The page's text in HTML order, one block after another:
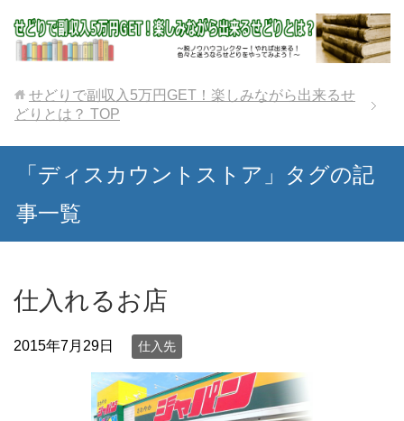
せどりで副収入5万円GET！楽しみながら出来るせ
どりとは？ TOP
「ディスカウントストア」タグの記
事一覧
仕入れるお店
2015年7月29日 仕入先